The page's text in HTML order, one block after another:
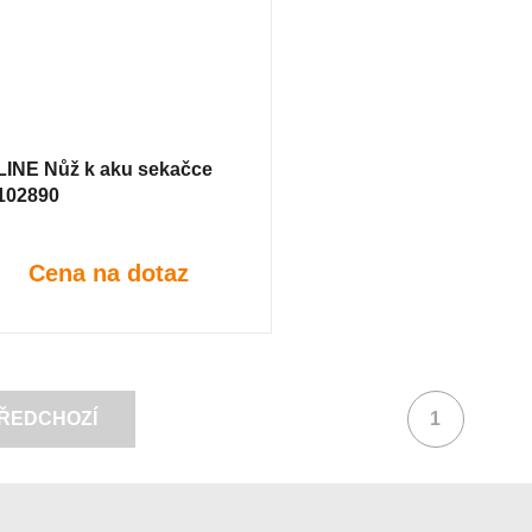
Nůž k aku sekačce
Cena na dotaz
1(aktuální)